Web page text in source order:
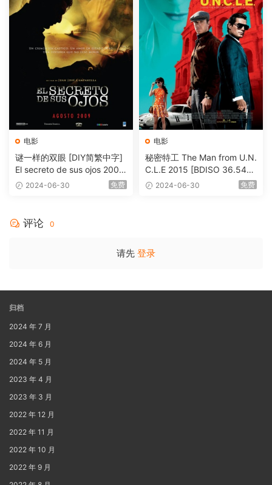
电影
谜一样的双眼 [DIY简繁中字]
El secreto de sus ojos 2009
1080p Blu-ray AVC DTS-HD
2024-06-30 免费
电影
秘密特工 The Man from U.N.
C.L.E 2015 [BDISO 36.54G
B] 2024-06-30 免费
评论 0
请先 登录
归档
2024 年 7 月
2024 年 6 月
2024 年 5 月
2023 年 4 月
2023 年 3 月
2022 年 12 月
2022 年 11 月
2022 年 10 月
2022 年 9 月